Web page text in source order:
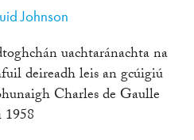
Johnson
uachtaránachta na
deireadh leis an gcúigiú
Charles de Gaulle
1958